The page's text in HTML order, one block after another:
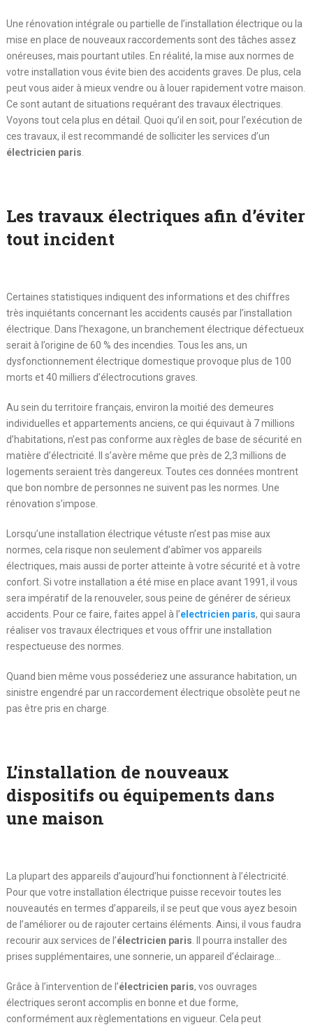
Une rénovation intégrale ou partielle de l’installation électrique ou la
mise en place de nouveaux raccordements sont des tâches assez
onéreuses, mais pourtant utiles. En réalité, la mise aux normes de
votre installation vous évite bien des accidents graves. De plus, cela
peut vous aider à mieux vendre ou à louer rapidement votre maison.
Ce sont autant de situations requérant des travaux électriques.
Voyons tout cela plus en détail. Quoi qu’il en soit, pour l’exécution de
ces travaux, il est recommandé de solliciter les services d’un
électricien paris
Les travaux électriques afin d’éviter
tout incident
Certaines statistiques indiquent des informations et des chiffres
très inquiétants concernant les accidents causés par l’installation
électrique. Dans l’hexagone, un branchement électrique défectueux
serait à l’origine de 60 % des incendies. Tous les ans, un
dysfonctionnement électrique domestique provoque plus de 100
morts et 40 milliers d’électrocutions graves.
Au sein du territoire français, environ la moitié des demeures
individuelles et appartements anciens, ce qui équivaut à 7 millions
d’habitations, n’est pas conforme aux règles de base de sécurité en
matière d’électricité. Il s’avère même que près de 2,3 millions de
logements seraient très dangereux. Toutes ces données montrent
que bon nombre de personnes ne suivent pas les normes. Une
rénovation s’impose.
Lorsqu’une installation électrique vétuste n’est pas mise aux
normes, cela risque non seulement d’abîmer vos appareils
électriques, mais aussi de porter atteinte à votre sécurité et à votre
confort. Si votre installation a été mise en place avant 1991, il vous
sera impératif de la renouveler, sous peine de générer de sérieux
accidents. Pour ce faire, faites appel à l’electricien paris, qui saura
réaliser vos travaux électriques et vous offrir une installation
respectueuse des normes.
Quand bien même vous posséderiez une assurance habitation, un
sinistre engendré par un raccordement électrique obsolète peut ne
pas être pris en charge.
L’installation de nouveaux
dispositifs ou équipements dans
une maison
La plupart des appareils d’aujourd’hui fonctionnent à l’électricité.
Pour que votre installation électrique puisse recevoir toutes les
nouveautés en termes d’appareils, il se peut que vous ayez besoin
de l’améliorer ou de rajouter certains éléments. Ainsi, il vous faudra
recourir aux services de l’électricien paris . Il pourra installer des
prises supplémentaires, une sonnerie, un appareil d’éclairage…
Grâce à l’intervention de l’électricien paris, vos ouvrages
électriques seront accomplis en bonne et due forme,
conformément aux règlementations en vigueur. Cela peut